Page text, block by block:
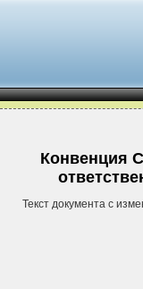
Конвенция
Текст документа с